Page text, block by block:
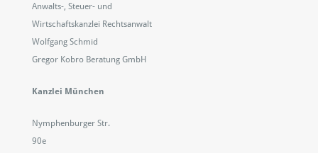
Anwalts-, Steuer- und
Wirtschaftskanzlei Rechtsanwalt
Wolfgang Schmid
Gregor Kobro Beratung GmbH
Kanzlei München
Nymphenburger Str.
90e